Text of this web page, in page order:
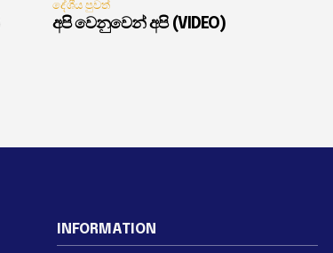
දේශීය පුවත්
අපි වෙනුවෙන් අපි (VIDEO)
INFORMATION